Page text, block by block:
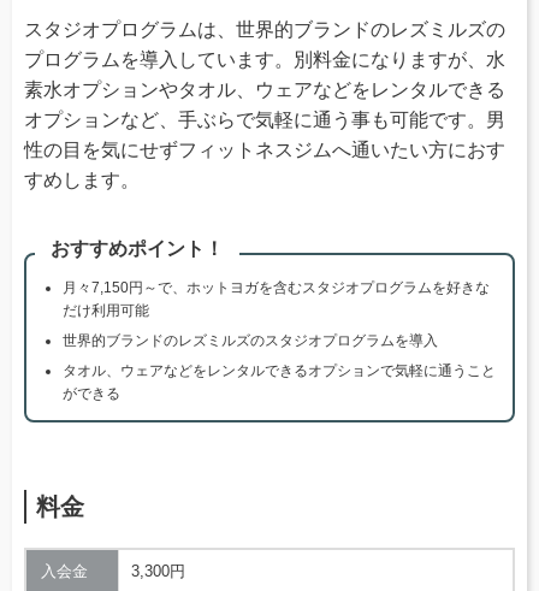
スタジオプログラムは、世界的ブランドのレズミルズの
プログラムを導入しています。別料金になりますが、水
素水オプションやタオル、ウェアなどをレンタルできる
オプションなど、手ぶらで気軽に通う事も可能です。男
性の目を気にせずフィットネスジムへ通いたい方におす
すめします。
おすすめポイント！
月々7,150円～で、ホットヨガを含むスタジオプログラムを好きな
だけ利用可能
世界的ブランドのレズミルズのスタジオプログラムを導入
タオル、ウェアなどをレンタルできるオプションで気軽に通うこと
ができる
料金
入会金 3,300円